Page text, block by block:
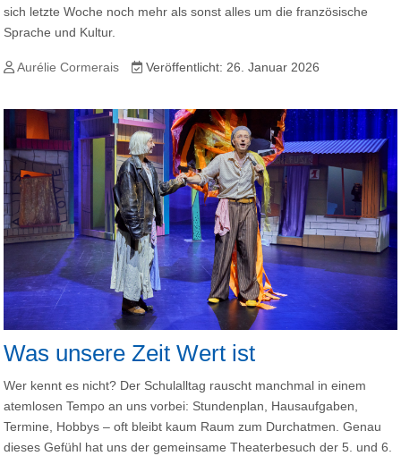
sich letzte Woche noch mehr als sonst alles um die französische
Sprache und Kultur.
Aurélie Cormerais Veröffentlicht: 26. Januar 2026
Was unsere Zeit Wert ist
Wer kennt es nicht? Der Schulalltag rauscht manchmal in einem
atemlosen Tempo an uns vorbei: Stundenplan, Hausaufgaben,
Termine, Hobbys – oft bleibt kaum Raum zum Durchatmen. Genau
dieses Gefühl hat uns der gemeinsame Theaterbesuch der 5. und 6.